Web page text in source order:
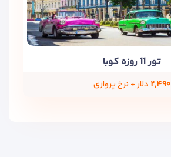
تور 11 روزه کوبا
۲,۴۹۰ دلار + نرخ پروازی